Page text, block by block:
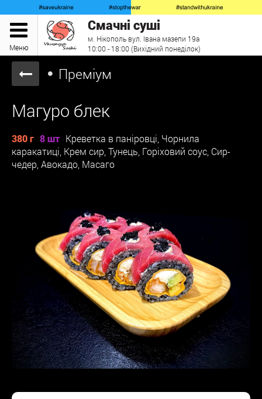
Меню
Смачні суші
м. Нікополь вул. Івана мазепи 19а
10:00 - 18:00 (Вихідний понеділок)
Преміум
Магуро блек
380 г 8 шт Креветка в паніровці, Чорнила
каракатиці, Крем сир, Тунець, Горіховий соус, Сир-
чедер, Авокадо, Масаго